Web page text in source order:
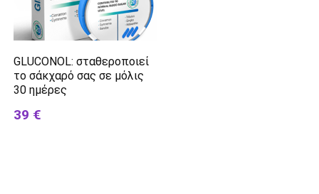
GLUCONOL: σταθεροποιεί
το σάκχαρό σας σε μόλις
30 ημέρες
39 €